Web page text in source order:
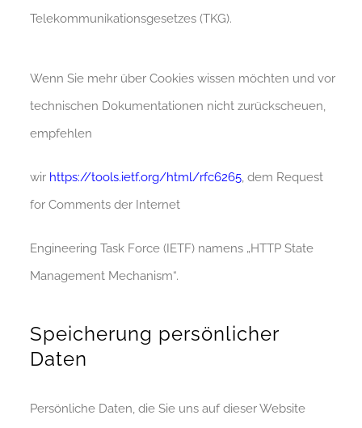
Telekommunikationsgesetzes (TKG).
Wenn Sie mehr über Cookies wissen möchten und vor
technischen Dokumentationen nicht zurückscheuen,
empfehlen
wir https://tools.ietf.org/html/rfc6265, dem Request
for Comments der Internet
Engineering Task Force (IETF) namens „HTTP State
Management Mechanism“.
Speicherung persönlicher
Daten
Persönliche Daten, die Sie uns auf dieser Website